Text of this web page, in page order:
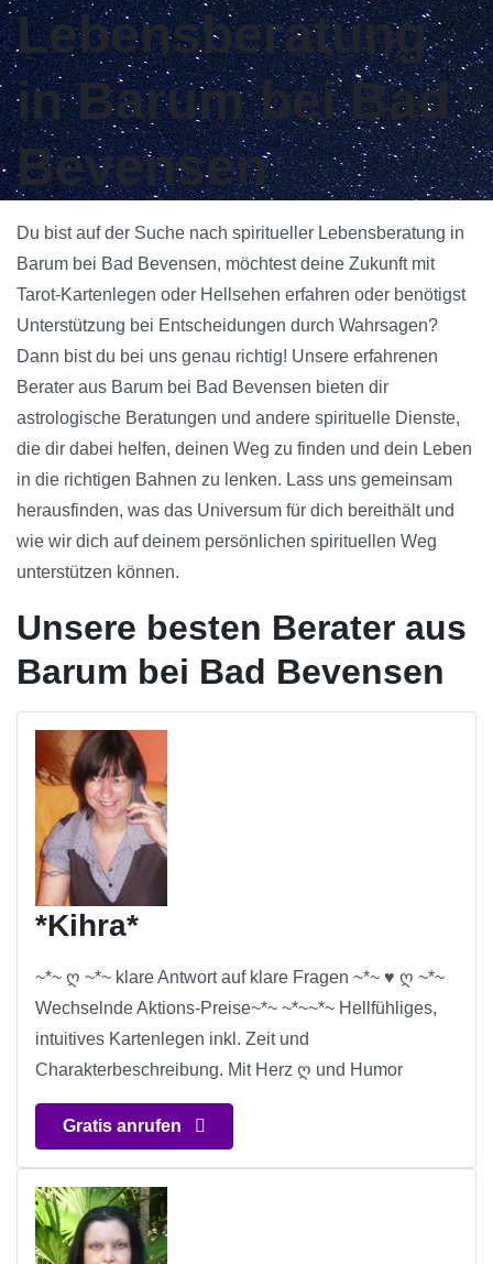
Lebensberatung
in Barum bei Bad
Bevensen
Du bist auf der Suche nach spiritueller Lebensberatung in
Barum bei Bad Bevensen, möchtest deine Zukunft mit
Tarot-Kartenlegen oder Hellsehen erfahren oder benötigst
Unterstützung bei Entscheidungen durch Wahrsagen?
Dann bist du bei uns genau richtig! Unsere erfahrenen
Berater aus Barum bei Bad Bevensen bieten dir
astrologische Beratungen und andere spirituelle Dienste,
die dir dabei helfen, deinen Weg zu finden und dein Leben
in die richtigen Bahnen zu lenken. Lass uns gemeinsam
herausfinden, was das Universum für dich bereithält und
wie wir dich auf deinem persönlichen spirituellen Weg
unterstützen können.
Unsere besten Berater aus
Barum bei Bad Bevensen
*Kihra*
~*~ ღ ~*~ klare Antwort auf klare Fragen ~*~ ♥ ღ ~*~
Wechselnde Aktions-Preise~*~ ~*~~*~ Hellfühliges,
intuitives Kartenlegen inkl. Zeit und
Charakterbeschreibung. Mit Herz ღ und Humor
Gratis anrufen